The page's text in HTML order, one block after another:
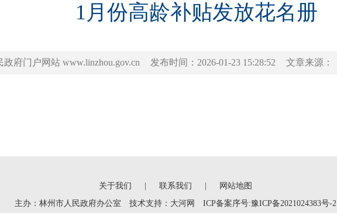
1月份高龄补贴发放花名册
府门户网站 www.linzhou.gov.cn 发布时间：2026-01-23 15:28:52 文章来源：
关于我们 联系我们
网站地图
主办：林州市人民政府办公室 技术支持： 大河网 ICP备案序号:豫ICP备2021024383号-2